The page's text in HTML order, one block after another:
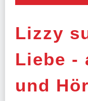
Lizzy
Liebe -
und